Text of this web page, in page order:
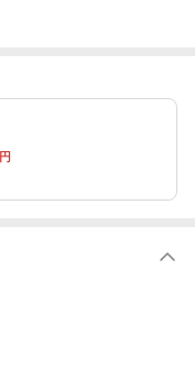
円